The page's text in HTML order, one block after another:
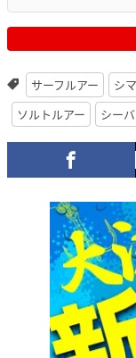
サーフルアー シ
ソルトルアー
シー